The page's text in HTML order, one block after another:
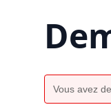
Vous avez